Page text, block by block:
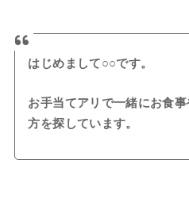
はじめまして○○です。
お手当てアリで一緒にお食
方を探しています。